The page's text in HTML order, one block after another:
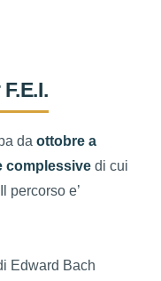
da ottobre a
complessive di cui
percorso e’
Edward Bach